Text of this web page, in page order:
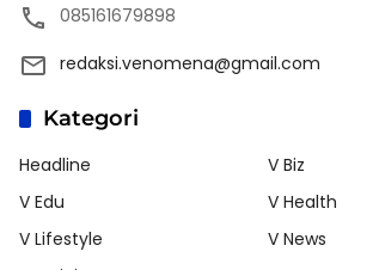
085161679898
redaksi.venomena@gmail.com
Kategori
Headline
V Biz
V Edu
V Health
V Lifestyle
V News